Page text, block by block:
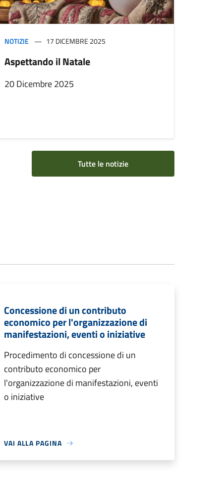
NOTIZIE 17 DICEMBRE 2025
Aspettando il Natale
20 Dicembre 2025
Tutte le notizie
Concessione di un contributo
economico per l'organizzazione di
manifestazioni, eventi o iniziative
Procedimento di concessione di un
contributo economico per
l'organizzazione di manifestazioni, eventi
o iniziative
VAI ALLA PAGINA